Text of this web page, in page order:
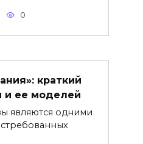
0
краткий
и ее моделей
являются одними